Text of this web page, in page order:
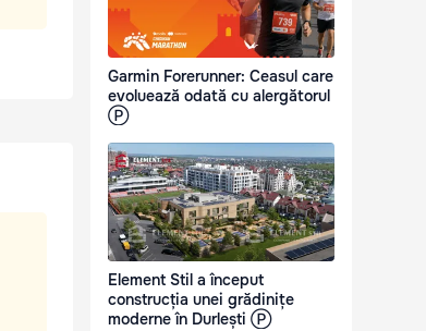
Garmin Forerunner: Ceasul care
evoluează odată cu alergătorul
Ⓟ
Element Stil a început
construcția unei grădinițe
moderne în Durlești Ⓟ